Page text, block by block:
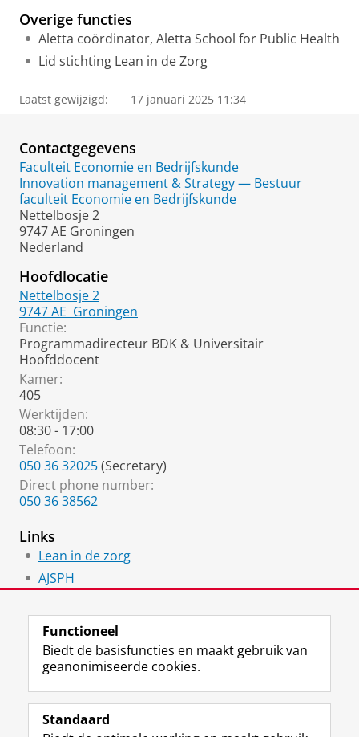
Overige functies
Aletta coördinator, Aletta School for Public Health
Lid stichting Lean in de Zorg
Laatst gewijzigd: 17 januari 2025 11:34
Contactgegevens
Faculteit Economie en Bedrijfskunde
Innovation management & Strategy — Bestuur
faculteit Economie en Bedrijfskunde
Nettelbosje 2
9747 AE Groningen
Nederland
Hoofdlocatie
Nettelbosje 2
9747 AE Groningen
Functie:
Programmadirecteur BDK & Universitair
Hoofddocent
Kamer:
405
Werktijden:
08:30 - 17:00
Telefoon:
050 36 32025(Secretary)
Direct phone number:
050 36 38562
Links
Lean in de zorg
AJSPH
Volg de RUG
F
a
L
i
R
S
I
n
Y
o
Functioneel
Biedt de basisfuncties en maakt gebruik van
geanonimiseerde cookies.
Standaard